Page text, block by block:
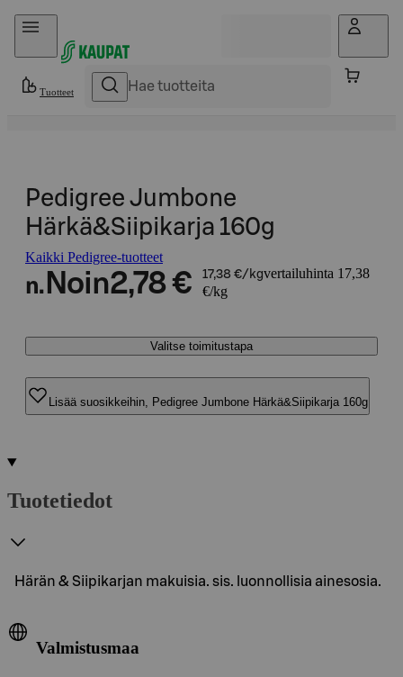
Hyppää sisältöön
Tuotteet
Pedigree Jumbone
Härkä&Siipikarja 160g
Kaikki Pedigree-tuotteet
n. Noin2,78 € 17,38 €/kgvertailuhinta 17,38
€/kg
Valitse toimitustapa
Lisää suosikkeihin, Pedigree Jumbone Härkä&Siipikarja 160g
Tuotetiedot
Härän & Siipikarjan makuisia. sis. luonnollisia ainesosia.
Valmistusmaa